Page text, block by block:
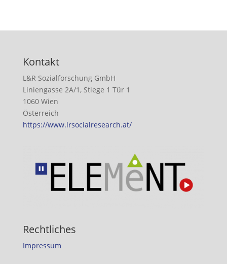
Kontakt
L&R Sozialforschung GmbH
Liniengasse 2A/1, Stiege 1 Tür 1
1060 Wien
Österreich
https://www.lrsocialresearch.at/
Rechtliches
Impressum